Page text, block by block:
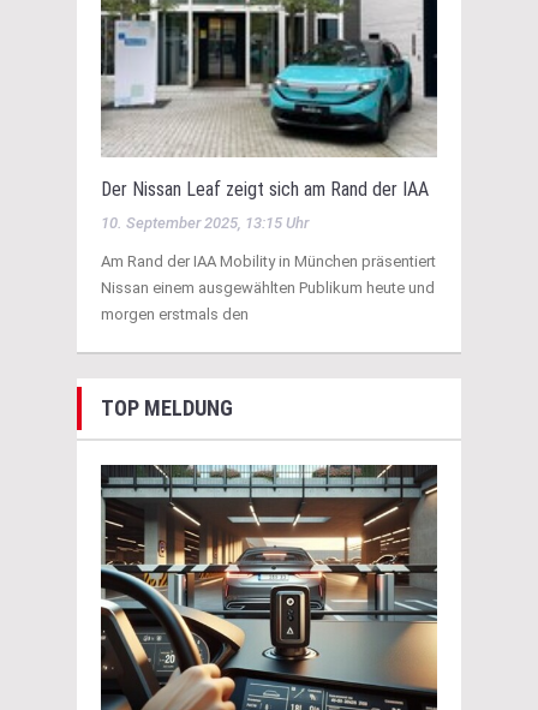
Der Nissan Leaf zeigt sich am Rand der IAA
10. September 2025, 13:15 Uhr
Am Rand der IAA Mobility in München präsentiert
Nissan einem ausgewählten Publikum heute und
morgen erstmals den
TOP MELDUNG